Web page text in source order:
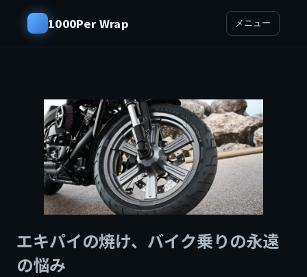
1000Per Wrap メニュー
エキパイの焼け、バイク乗りの永遠
の悩み